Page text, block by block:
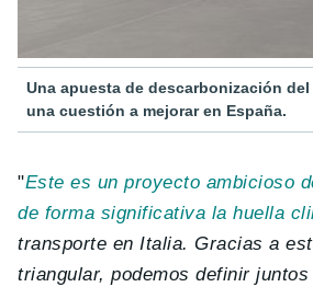
Una apuesta de descarbonización
una cuestión a mejorar en España.
"Este es un proyecto ambicioso
de forma significativa la huella
transporte en Italia. Gracias a
triangular, podemos definir